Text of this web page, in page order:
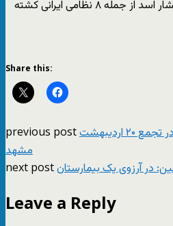
رزمجویان خارجی مدافع رژیم بشار اسد از جمله ۸ نظامی ایرانی کشته
Share this:
previous postبانوی فرهنگی شجاع و آزاده در تجمع ۲۰ اردیبهشت
مشهد
next postدر آرزوی یک بیمارستان
Leave a Reply